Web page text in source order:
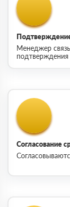
Менеджер
подтверждения
Согласование